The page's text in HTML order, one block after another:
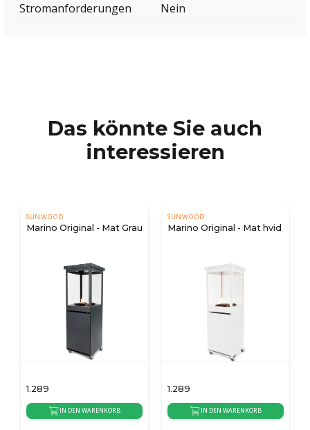
Stromanforderungen Nein
Das könnte Sie auch
interessieren
SUNWOOD
Marino Original - Mat Grau
1.289
IN DEN WARENKORB
SUNWOOD
Marino Original - Mat hvid
1.289
IN DEN WARENKORB